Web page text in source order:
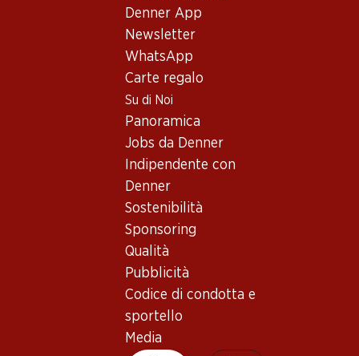
Denner App
Newsletter
WhatsApp
Carte regalo
Su di Noi
Panoramica
Jobs da Denner
Indipendente con
Denner
Sostenibilità
Sponsoring
Qualità
Pubblicità
Codice di condotta e
sportello
Media
Spumante_old
Maturità di beva
1 anno dall'acquisto
Temperatura di beva
Impronta di CO2